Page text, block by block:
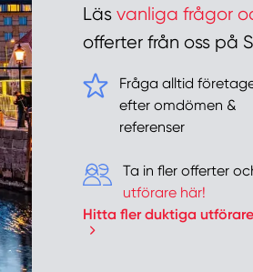
Läs vanliga frågor
offerter från oss på
Fråga alltid
efter omdömen &
referenser
Ta in fler offerter
utförare här!
Hitta fler duktiga